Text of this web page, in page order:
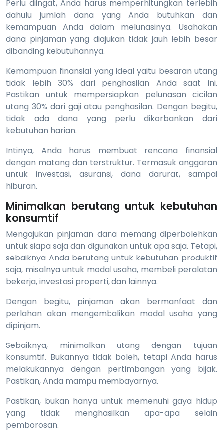
Perlu diingat, Anda harus memperhitungkan terlebih
dahulu jumlah dana yang Anda butuhkan dan
kemampuan Anda dalam melunasinya. Usahakan
dana pinjaman yang diajukan tidak jauh lebih besar
dibanding kebutuhannya.
Kemampuan finansial yang ideal yaitu besaran utang
tidak lebih 30% dari penghasilan Anda saat ini.
Pastikan untuk mempersiapkan pelunasan cicilan
utang 30% dari gaji atau penghasilan. Dengan begitu,
tidak ada dana yang perlu dikorbankan dari
kebutuhan harian.
Intinya, Anda harus membuat rencana finansial
dengan matang dan terstruktur. Termasuk anggaran
untuk investasi, asuransi, dana darurat, sampai
hiburan.
Minimalkan berutang untuk kebutuhan
konsumtif
Mengajukan pinjaman dana memang diperbolehkan
untuk siapa saja dan digunakan untuk apa saja. Tetapi,
sebaiknya Anda berutang untuk kebutuhan produktif
saja, misalnya untuk modal usaha, membeli peralatan
bekerja, investasi properti, dan lainnya.
Dengan begitu, pinjaman akan bermanfaat dan
perlahan akan mengembalikan modal usaha yang
dipinjam.
Sebaiknya, minimalkan utang dengan tujuan
konsumtif. Bukannya tidak boleh, tetapi Anda harus
melakukannya dengan pertimbangan yang bijak.
Pastikan, Anda mampu membayarnya.
Pastikan, bukan hanya untuk memenuhi gaya hidup
yang tidak menghasilkan apa-apa selain
pemborosan.